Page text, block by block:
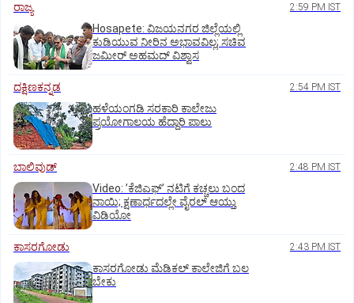
ರಾಜ್ಯ 2:59 PM IST
Hosapete: ವಿಜಯನಗರ ಜಿಲ್ಲೆಯಲ್ಲಿ
ಕುಡಿಯುವ ನೀರಿನ ಅಭಾವವಿಲ್ಲ; ಸಚಿವ
ಜಮೀರ್ ಅಹಮದ್ ವಿಶ್ವಾಸ
ದಕ್ಷಿಣಕನ್ನಡ 2:54 PM IST
ಹಳೆಯಂಗಡಿ ಸರಕಾರಿ ಕಾಲೇಜು
ಪ್ರಯೋಗಾಲಯ ಹೆದ್ದಾರಿ ಪಾಲು
ಬಾಲಿವುಡ್‌ 2:48 PM IST
Video: ʼಕೆಜಿಎಫ್‌ʼ ನಟಿಗೆ ಕಚ್ಚಲು ಬಂದ
ನಾಯಿ; ಕ್ಷಣಾರ್ಧದಲ್ಲೇ ವೈರಲ್‌ ಆಯ್ತು
ವಿಡಿಯೋ
ಕಾಸರಗೋಡು 2:43 PM IST
ಕಾಸರಗೋಡು ಮೆಡಿಕಲ್‌ ಕಾಲೇಜಿಗೆ ಬಲ
ಬೇಕು